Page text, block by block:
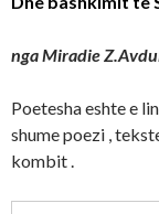
nga Miradie
Poetesha eshte e
shume poezi ,
kombit .